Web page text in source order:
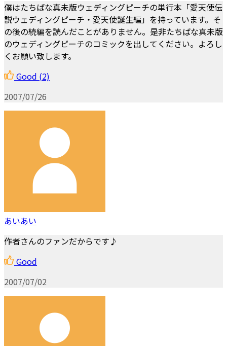
僕はたちばな真未版ウェディングピーチの単行本「愛天使伝
説ウェディングピーチ・愛天使誕生編」を持っています。そ
の後の続編を読んだことがありません。是非たちばな真未版
のウェディングピーチのコミックを出してください。よろし
くお願い致します。
Good (2)
2007/07/26
あいあい
作者さんのファンだからです♪
Good
2007/07/02